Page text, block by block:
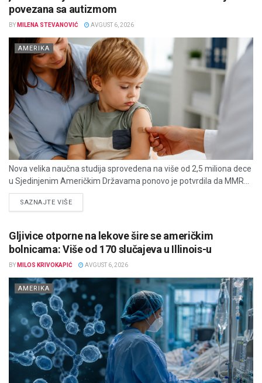
povezana sa autizmom
BY MILENA STEVANOVIĆ AVGUST 6, 2026
AMERIKA
Nova velika naučna studija sprovedena na više od 2,5 miliona dece
u Sjedinjenim Američkim Državama ponovo je potvrdila da MMR...
SAZNAJTE VIŠEDETAILS
Gljivice otporne na lekove šire se američkim
bolnicama: Više od 170 slučajeva u Illinois-u
BY MILOS KRIVOKAPIĆ AVGUST 6, 2026
AMERIKA